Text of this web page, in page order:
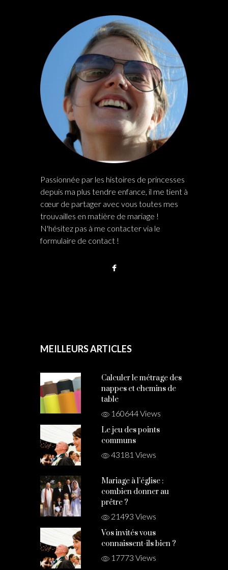
Passionnée par les histoires de princesses
depuis ma plus tendre enfance, il me tient à
cœur de partager avec vous toutes mes
trouvailles en matière de mariage !
N'hésitez pas à me contacter via le
formulaire de contact !
MEILLEURS ARTICLES
Calculer le métrage des
nappes et chemins de
table
160644 Views
Le jeu des points
communs
43181 Views
Mariage à l’église :
combien donner au
prêtre ?
21493 Views
Vos invités vous
connaissent-ils bien ?
17773 Views